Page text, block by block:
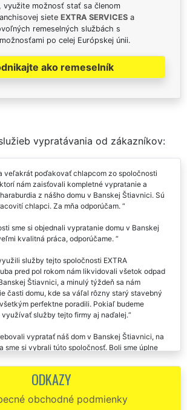
využite možnosť stať sa členom
siete EXTRA SERVICES a
remeselných službách s
po celej Európskej únii.
ako remeselník
vypratávania od zákazníkov:
veľakrát poďakovať chlapcom zo spoločnosti
nám zaisťovali kompletné vypratanie a
z nášho domu v Banskej Štiavnici. Sú
chlapci. Za mňa odporúčam.
sme si objednali vypratanie domu v Banskej
kvalitná práca, odporúčame.
služby tejto spoločnosti EXTRA
pred pol rokom nám likvidovali všetok odpad
Štiavnici, a minulý týždeň sa nám
časti domu, kde sa váľal rôzny starý stavebný
perfektne poradili. Pokiaľ budeme
využívať služby tejto firmy aj naďalej.
vypratať náš dom v Banskej Štiavnici, na
sme si vybrali túto spoločnosť. Boli sme úplne
sme si minulý týždeň objednali na
naplánovali a presne tak, ako sme sa dohovorili,
ODKAZY
obchodné podmienky